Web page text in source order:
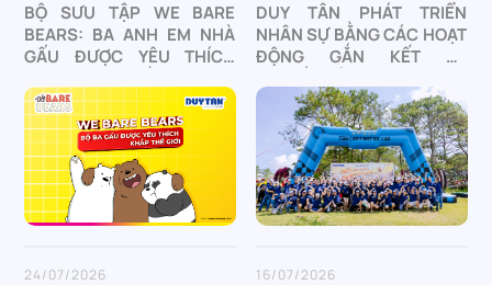
BỘ SƯU TẬP WE BARE
BEARS: BA ANH EM NHÀ
GẤU ĐƯỢC YÊU THÍCH
DUY TÂN PHÁT TRIỂN
NHÂN SỰ BẰNG CÁC HOẠT
ĐỘNG GẮN KẾT VÀ
24/07/2026 16/07/2026